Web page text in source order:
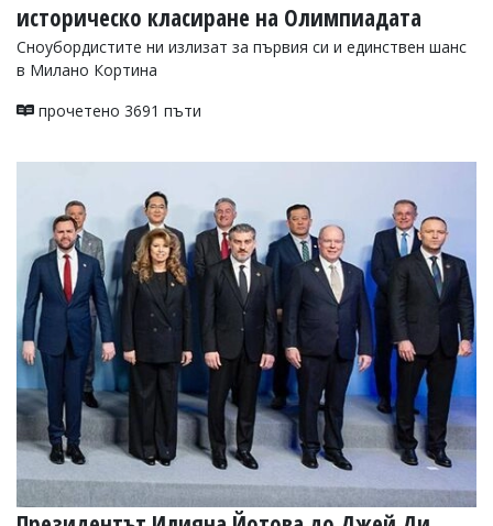
историческо класиране на Олимпиадата
Сноубордистите ни излизат за първия си и единствен шанс
в Милано Кортина
прочетено 3691 пъти